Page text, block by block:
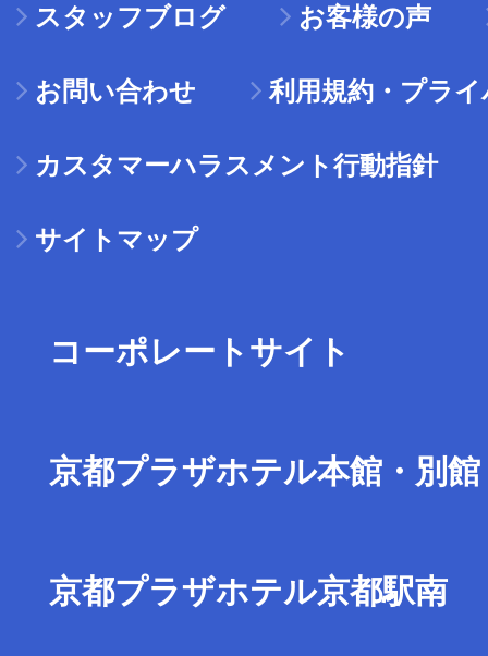
スタッフブログ お客様の声
お問い合わせ 利用規約・プラ
カスタマーハラスメント行動指針
サイトマップ
コーポレートサイト
京都プラザホテル本館・別館
京都プラザホテル京都駅南